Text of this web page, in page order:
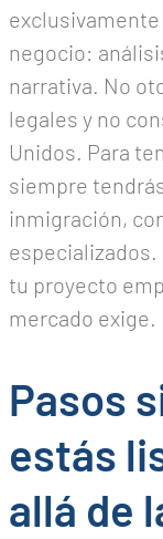
negocio:
narrativa. No
legales y no
Unidos. Para
siempre
inmigración,
tu proyecto
mercado exige.
Pasos
estás
allá de